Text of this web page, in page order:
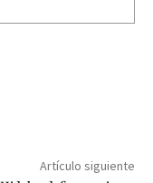
Artículo siguiente